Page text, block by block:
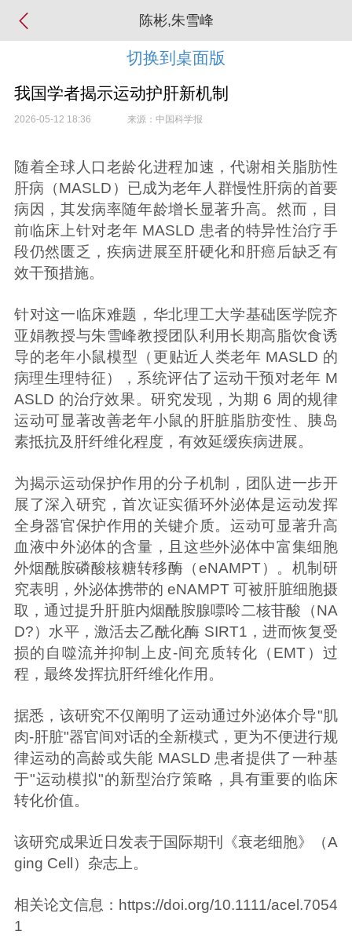
陈彬,朱雪峰
切换到桌面版
我国学者揭示运动护肝新机制
2026-05-12 18:36 来源：中国科学报
随着全球人口老龄化进程加速，代谢相关脂肪性
肝病（MASLD）已成为老年人群慢性肝病的首要
病因，其发病率随年龄增长显著升高。然而，目
前临床上针对老年 MASLD 患者的特异性治疗手
段仍然匮乏，疾病进展至肝硬化和肝癌后缺乏有
效干预措施。
针对这一临床难题，华北理工大学基础医学院齐
亚娟教授与朱雪峰教授团队利用长期高脂饮食诱
导的老年小鼠模型（更贴近人类老年 MASLD 的
病理生理特征），系统评估了运动干预对老年 M
ASLD 的治疗效果。研究发现，为期 6 周的规律
运动可显著改善老年小鼠的肝脏脂肪变性、胰岛
素抵抗及肝纤维化程度，有效延缓疾病进展。
为揭示运动保护作用的分子机制，团队进一步开
展了深入研究，首次证实循环外泌体是运动发挥
全身器官保护作用的关键介质。运动可显著升高
血液中外泌体的含量，且这些外泌体中富集细胞
外烟酰胺磷酸核糖转移酶（eNAMPT）。机制研
究表明，外泌体携带的 eNAMPT 可被肝脏细胞摄
取，通过提升肝脏内烟酰胺腺嘌呤二核苷酸（NA
D?）水平，激活去乙酰化酶 SIRT1，进而恢复受
损的自噬流并抑制上皮-间充质转化（EMT）过
程，最终发挥抗肝纤维化作用。
据悉，该研究不仅阐明了运动通过外泌体介导"肌
肉-肝脏"器官间对话的全新模式，更为不便进行规
律运动的高龄或失能 MASLD 患者提供了一种基
于"运动模拟"的新型治疗策略，具有重要的临床
转化价值。
该研究成果近日发表于国际期刊《衰老细胞》（A
ging Cell）杂志上。
相关论文信息： https://doi.org/10.1111/acel.7054
1